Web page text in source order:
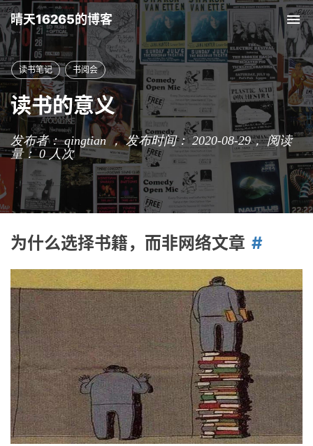
晴天16265的博客
读书笔记 书阅会
读书的意义
发布者： qingtian ， 发布时间： 2020-08-29，阅读
量： 0人次
为什么选择书籍，而非网络文章